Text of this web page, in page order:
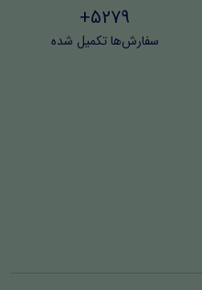
5279+
سفارش‌ها تکمیل شده